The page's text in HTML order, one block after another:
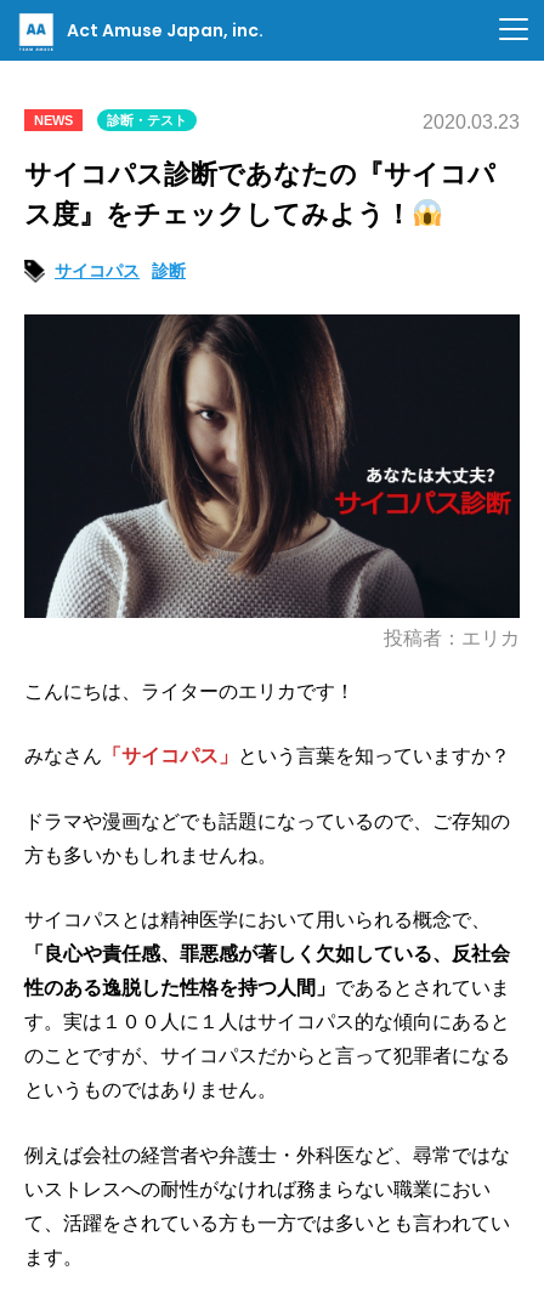
Act Amuse Japan, inc.
NEWS 診断・テスト 2020.03.23
サイコパス診断であなたの『サイコパ
ス度』をチェックしてみよう！
サイコパス 診断
投稿者：エリカ
こんにちは、ライターのエリカです！
みなさん 「サイコパス」 という言葉を知っていますか？
ドラマや漫画などでも話題になっているので、ご存知の
方も多いかもしれませんね。
サイコパスとは精神医学において用いられる概念で、
「良心や責任感、罪悪感が著しく欠如している、反社会
性のある逸脱した性格を持つ人間」 であるとされていま
す。実は１００人に１人はサイコパス的な傾向にあると
のことですが、サイコパスだからと言って犯罪者になる
というものではありません。
例えば会社の経営者や弁護士・外科医など、尋常ではな
いストレスへの耐性がなければ務まらない職業におい
て、活躍をされている方も一方では多いとも言われてい
ます。